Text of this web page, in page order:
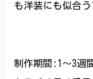
も洋装にも似合う
制作期間:1〜3週